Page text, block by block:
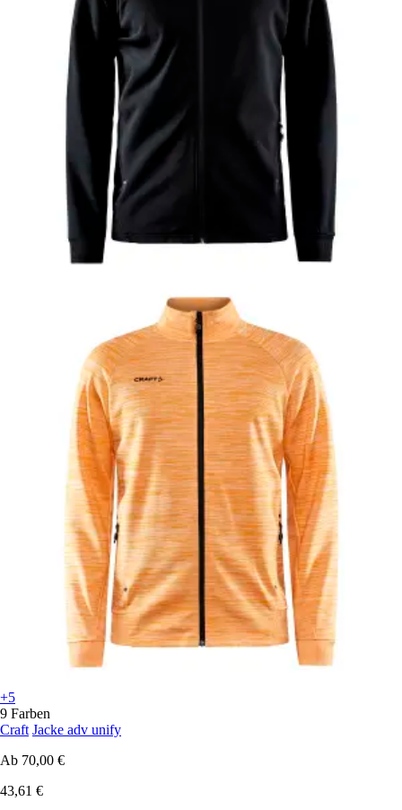
+5
9 Farben
Craft Jacke adv unify
Ab 70,00 €
43,61 €